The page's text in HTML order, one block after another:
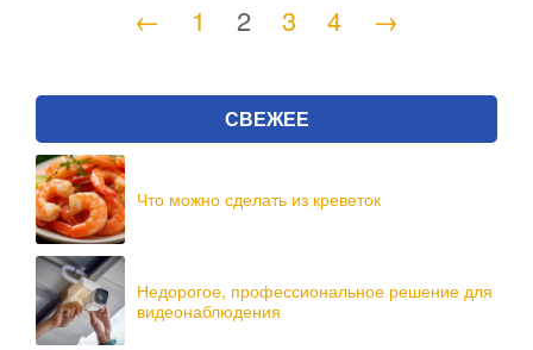
← 1 2 3 4 →
СВЕЖЕЕ
Что можно сделать из креветок
Недорогое, профессиональное решение для
видеонаблюдения